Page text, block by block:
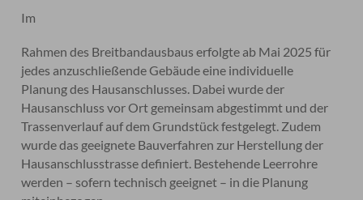
Im
Rahmen des Breitbandausbaus erfolgte ab Mai 2025 für
jedes anzuschließende Gebäude eine individuelle
Planung des Hausanschlusses. Dabei wurde der
Hausanschluss vor Ort gemeinsam abgestimmt und der
Trassenverlauf auf dem Grundstück festgelegt. Zudem
wurde das geeignete Bauverfahren zur Herstellung der
Hausanschlusstrasse definiert. Bestehende Leerrohre
werden – sofern technisch geeignet – in die Planung